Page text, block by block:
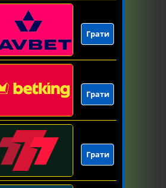
Грати
Грати
Грати